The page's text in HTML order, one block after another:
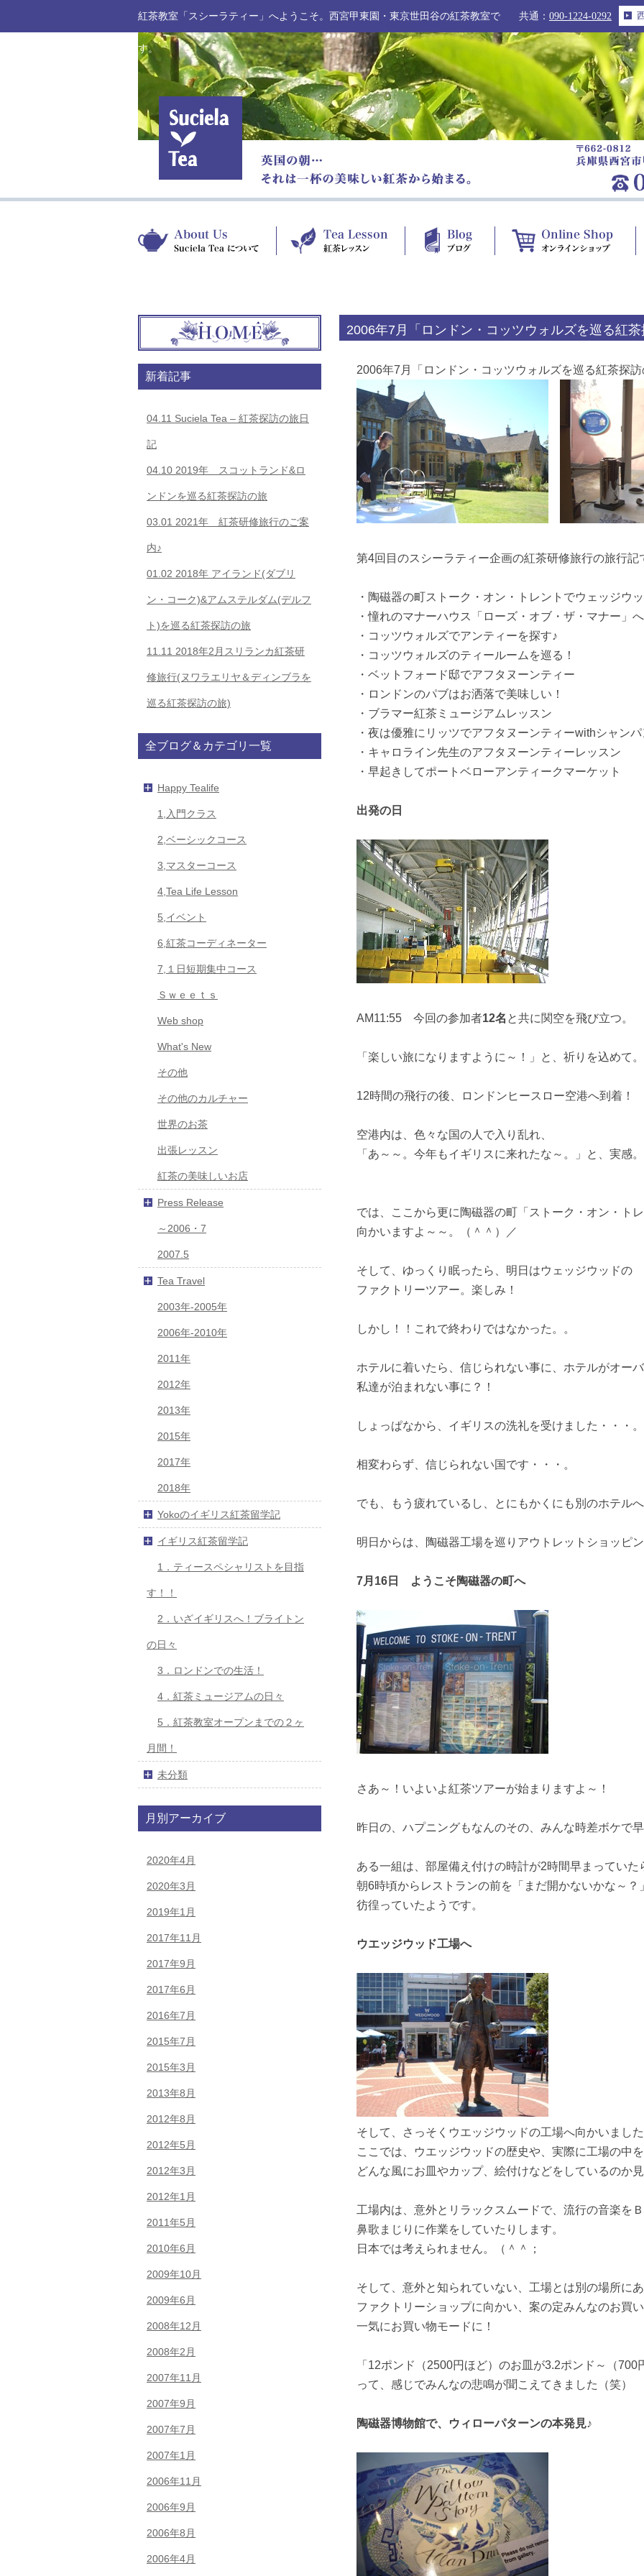
紅茶教室「スシーラティー」へようこそ。西宮甲東園・東京世田谷の紅茶教室で
す。
共通： 090-1224-0292
2006年7月「ロンドン・コッツウォルズを巡る紅
2006年7月「ロンドン・コッツウォルズを巡る紅茶探
第4回目のスシーラティー企画の紅茶研修旅行の旅行記
・陶磁器の町ストーク・オン・トレントでウェッジウ
・憧れのマナーハウス「ローズ・オブ・ザ・マナー」
・コッツウォルズでアンティーを探す♪
・コッツウォルズのティールームを巡る！
・ベットフォード邸でアフタヌーンティー
・ロンドンのパブはお洒落で美味しい！
・ブラマー紅茶ミュージアムレッスン
・夜は優雅にリッツでアフタヌーンティーwithシャン
・キャロライン先生のアフタヌーンティーレッスン
・早起きしてポートベローアンティークマーケット
出発の日
AM11:55 今回の参加者12名 と共に関空を飛び立つ。
「楽しい旅になりますように～！」と、祈りを込めて。
12時間の飛行の後、ロンドンヒースロー空港へ到着！
空港内は、色々な国の人で入り乱れ、
「あ～～。今年もイギリスに来れたな～。」と、実感。
では、ここから更に陶磁器の町「ストーク・オン・ト
向かいますよ～～。（＾＾）／
そして、ゆっくり眠ったら、明日はウェッジウッドの
ファクトリーツアー。楽しみ！
しかし！！これで終わりではなかった。。
ホテルに着いたら、信じられない事に、ホテルがオー
私達が泊まれない事に？！
しょっぱなから、イギリスの洗礼を受けました・・・。
相変わらず、信じられない国です・・・。
でも、もう疲れているし、とにもかくにも別のホテル
明日からは、陶磁器工場を巡りアウトレットショッピ
7月16日 ようこそ陶磁器の町へ
さあ～！いよいよ紅茶ツアーが始まりますよ～！
昨日の、ハプニングもなんのその、みんな時差ボケで
ある一組は、部屋備え付けの時計が2時間早まっていた
朝6時頃からレストランの前を「まだ開かないかな～？
彷徨っていたようです。
ウエッジウッド工場へ
そして、さっそくウエッジウッドの工場へ向かいまし
ここでは、ウエッジウッドの歴史や、実際に工場の中
どんな風にお皿やカップ、絵付けなどをしているのか
工場内は、意外とリラックスムードで、流行の音楽を
鼻歌まじりに作業をしていたりします。
日本では考えられません。（＾＾；
そして、意外と知られていない、工場とは別の場所に
ファクトリーショップに向かい、案の定みんなのお買
一気にお買い物モードに！
「12ポンド（2500円ほど）のお皿が3.2ポンド～（700
って、感じでみんなの悲鳴が聞こえてきました（笑）
陶磁器博物館で、ウィローパターンの本発見♪
新着記事
04.11 Suciela Tea – 紅茶探訪の旅日
記
04.10 2019年 スコットランド&ロ
ンドンを巡る紅茶探訪の旅
03.01 2021年 紅茶研修旅行のご案
内♪
01.02 2018年 アイランド(ダブリ
ン・コーク)&アムステルダム(デルフ
ト)を巡る紅茶探訪の旅
11.11 2018年2月スリランカ紅茶研
修旅行(ヌワラエリヤ＆ディンブラを
巡る紅茶探訪の旅)
全ブログ＆カテゴリ一覧
Happy Tealife
1,入門クラス
2,ベーシックコース
3,マスターコース
4,Tea Life Lesson
5,イベント
6,紅茶コーディネーター
7,１日短期集中コース
Ｓｗｅｅｔｓ
Web shop
What's New
その他
その他のカルチャー
世界のお茶
出張レッスン
紅茶の美味しいお店
Press Release
～2006・7
2007.5
Tea Travel
2003年-2005年
2006年-2010年
2011年
2012年
2013年
2015年
2017年
2018年
Yokoのイギリス紅茶留学記
イギリス紅茶留学記
1．ティースペシャリストを目指
す！！
2．いざイギリスへ！ブライトン
の日々
3．ロンドンでの生活！
4．紅茶ミュージアムの日々
5．紅茶教室オープンまでの２ヶ
月間！
未分類
月別アーカイブ
2020年4月
2020年3月
2019年1月
2017年11月
2017年9月
2017年6月
2016年7月
2015年7月
2015年3月
2013年8月
2012年8月
2012年5月
2012年3月
2012年1月
2011年5月
2010年6月
2009年10月
2009年6月
2008年12月
2008年2月
2007年11月
2007年9月
2007年7月
2007年1月
2006年11月
2006年9月
2006年8月
2006年4月